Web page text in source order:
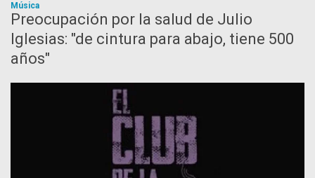
Música
Preocupación por la salud de Julio
Iglesias: "de cintura para abajo, tiene 500
años"